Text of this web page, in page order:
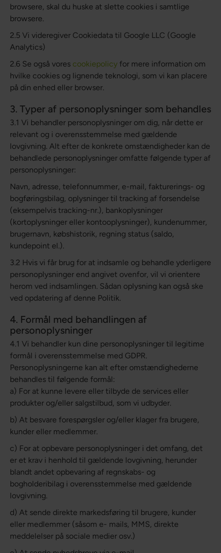
browsere, skal du huske at slette cookies i samtlige
browsere.
2.5 Vi videregiver Cookiedata til Google LLC (Google
Analytics)
2.6 Se også vores cookiepolicy for mere information om
hvilke cookies og lignende teknologi, som vi kan placere
på din enhed eller browser.
3. Typer af personoplysninger som behandles
3.1 Vi behandler personoplysninger om dig, når dette er
relevant og i overensstemmelse med gældende
lovgivning. Alt efter de konkrete omstændigheder kan de
behandlede personoplysninger omfatte følgende typer af
personoplysninger:
Navn, adresse, telefonnummer, e-mail, fakturerings- og
bogføringsbilag, oplysninger til tracking af forsendelse
(eksempelvis tracking-nr.), bankoplysninger
(kortoplysninger eller kontooplysninger), kundenummer,
brugernavn, købshistorik, regning status (saldo,
kundepoint el.).
3.2 Hvis vi får brug for at indsamle og behandle yderligere
personoplysninger end angivet ovenfor, vil vi orientere
herom ved indsamlingen. Sådan oplysning kan også ske
ved opdatering af denne Politik.
4. Formål med behandlingen af
personoplysninger
4.1 Vi behandler kun dine personoplysninger til legitime
formål i overensstemmelse med GDPR.
Personoplysningerne kan alt efter omstændighederne
behandles til følgende formål:
a) For at kunne levere eller tilbyde de services eller
produkter og/eller salgstilbud, som vi udbyder.
b) At besvare forespørgsler og/eller klager fra brugere,
kunder eller medlemmer.
c) For at opbevare personoplysninger i det omfang, det
er et krav i henhold til gældende lovgivning, herunder
blandt andet opbevaring af regnskabs- og
bogholderibilag i overensstemmelse med gældende
lovgivning.
d) At sende direkte markedsføring til brugere, kunder
eller medlemmer (såsom e- mails, MMS, direkte
meddelelser på sociale medier osv.)